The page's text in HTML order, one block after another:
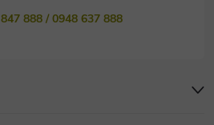
888 / 0948 637 888